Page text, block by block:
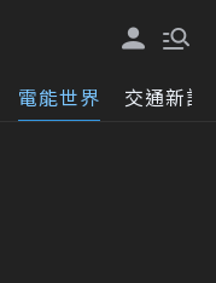
電能世界 交通新訊